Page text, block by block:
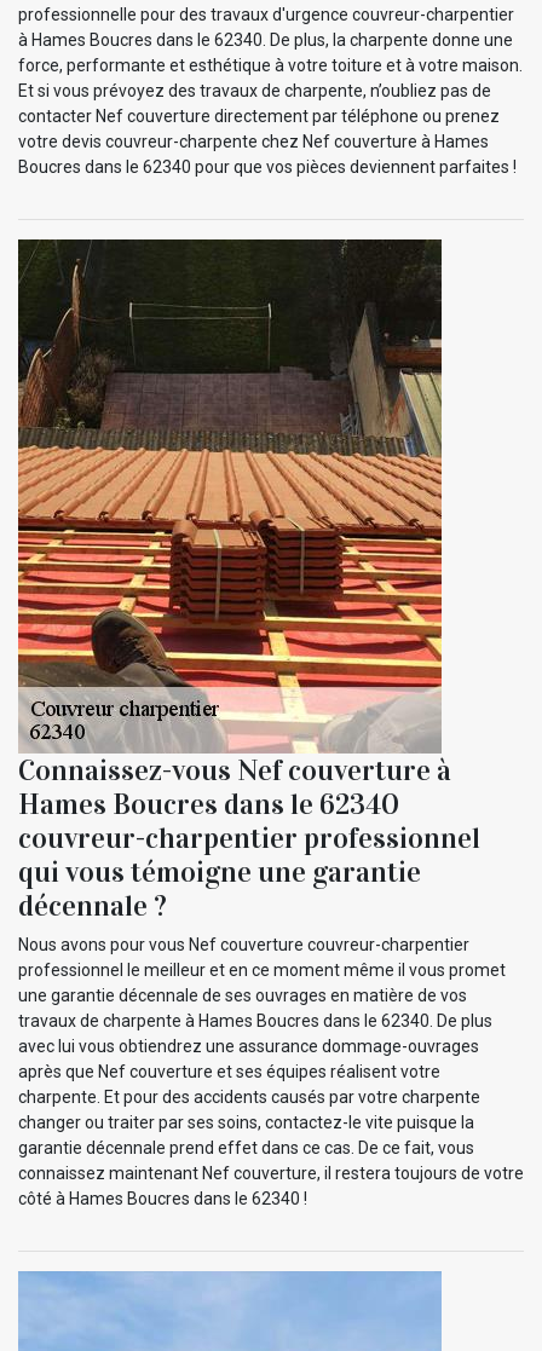
professionnelle pour des travaux d'urgence couvreur-charpentier
à Hames Boucres dans le 62340. De plus, la charpente donne une
force, performante et esthétique à votre toiture et à votre maison.
Et si vous prévoyez des travaux de charpente, n’oubliez pas de
contacter Nef couverture directement par téléphone ou prenez
votre devis couvreur-charpente chez Nef couverture à Hames
Boucres dans le 62340 pour que vos pièces deviennent parfaites !
Connaissez-vous Nef couverture à
Hames Boucres dans le 62340
couvreur-charpentier professionnel
qui vous témoigne une garantie
décennale ?
Nous avons pour vous Nef couverture couvreur-charpentier
professionnel le meilleur et en ce moment même il vous promet
une garantie décennale de ses ouvrages en matière de vos
travaux de charpente à Hames Boucres dans le 62340. De plus
avec lui vous obtiendrez une assurance dommage-ouvrages
après que Nef couverture et ses équipes réalisent votre
charpente. Et pour des accidents causés par votre charpente
changer ou traiter par ses soins, contactez-le vite puisque la
garantie décennale prend effet dans ce cas. De ce fait, vous
connaissez maintenant Nef couverture, il restera toujours de votre
côté à Hames Boucres dans le 62340 !